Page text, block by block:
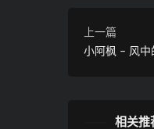
上一篇
小阿枫 – 风中
相关推